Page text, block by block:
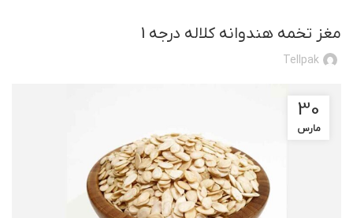
مغز تخمه هندوانه کلاله درجه 1
Tellpak
30
مارس